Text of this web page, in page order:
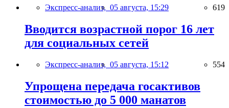
Экспресс-анализ, 05 августа, 15:29 619
Вводится возрастной порог 16 лет
для социальных сетей
Экспресс-анализ, 05 августа, 15:12 554
Упрощена передача госактивов
стоимостью до 5 000 манатов